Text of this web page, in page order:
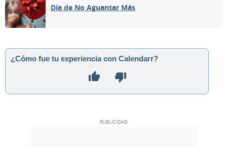
Día de No Aguantar Más
¿Cómo fue tu experiencia con Calendarr?